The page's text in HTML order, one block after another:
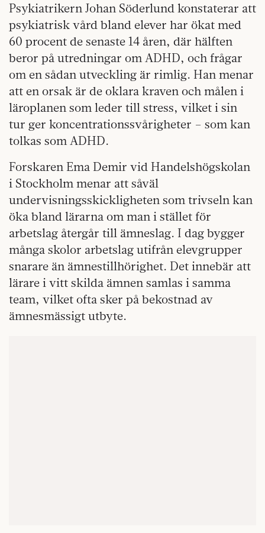
Psykiatrikern Johan Söderlund konstaterar att
psykiatrisk vård bland elever har ökat med
60 procent de senaste 14 åren, där hälften
beror på utredningar om ADHD, och frågar
om en sådan utveckling är rimlig. Han menar
att en orsak är de oklara kraven och målen i
läroplanen som leder till stress, vilket i sin
tur ger koncentrationssvårigheter – som kan
tolkas som ADHD.
Forskaren Ema Demir vid Handelshögskolan
i Stockholm menar att såväl
undervisningsskickligheten som trivseln kan
öka bland lärarna om man i stället för
arbetslag återgår till ämneslag. I dag bygger
många skolor arbetslag utifrån elevgrupper
snarare än ämnestillhörighet. Det innebär att
lärare i vitt skilda ämnen samlas i samma
team, vilket ofta sker på bekostnad av
ämnesmässigt utbyte.